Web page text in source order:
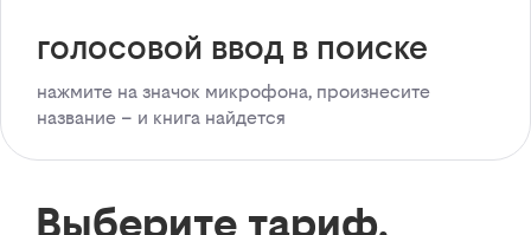
голосовой ввод в поиске
нажмите на значок микрофона, произнесите
название – и книга найдется
Выберите тариф,